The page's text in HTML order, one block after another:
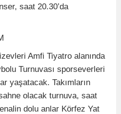
saat 20.30’da
Amfi Tiyatro alanında
Turnuvası sporseverleri
yaşatacak. Takımların
olacak turnuva, saat
dolu anlar Körfez Yat